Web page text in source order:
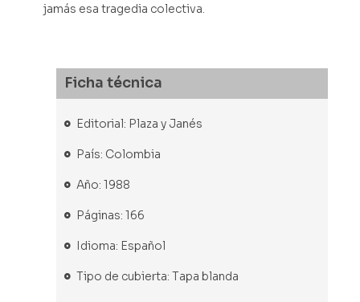
jamás esa tragedia colectiva.
Ficha técnica
Editorial: Plaza y Janés
País: Colombia
Año: 1988
Páginas: 166
Idioma: Español
Tipo de cubierta: Tapa blanda